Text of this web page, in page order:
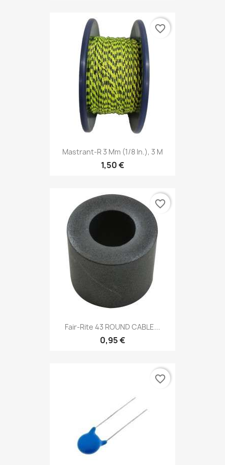
Mastrant-R 3 Mm (1/8 In.), 3 M
1,50 €
favorite_border
Fair-Rite 43 ROUND CABLE...
0,95 €
favorite_border
favorite_border